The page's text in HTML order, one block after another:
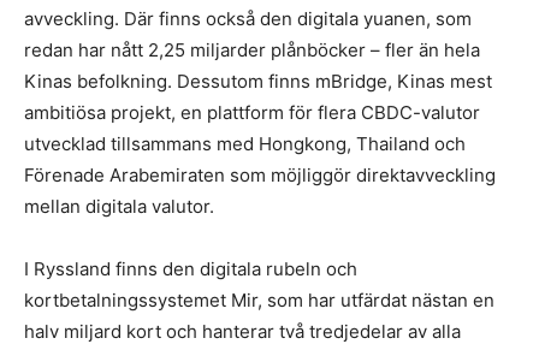
avveckling. Där finns också den digitala yuanen, som
redan har nått 2,25 miljarder plånböcker – fler än hela
Kinas befolkning. Dessutom finns mBridge, Kinas mest
ambitiösa projekt, en plattform för flera CBDC-valutor
utvecklad tillsammans med Hongkong, Thailand och
Förenade Arabemiraten som möjliggör direktavveckling
mellan digitala valutor.
I Ryssland finns den digitala rubeln och
kortbetalningssystemet Mir, som har utfärdat nästan en
halv miljard kort och hanterar två tredjedelar av alla